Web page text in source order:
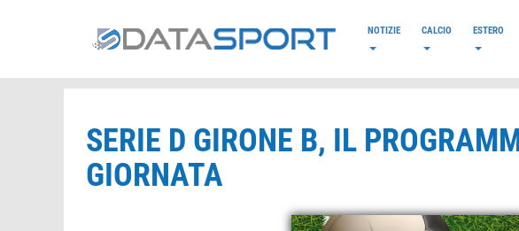
NOTIZIE CALCIO ESTERO
SERIE D GIRONE B, IL
GIORNATA